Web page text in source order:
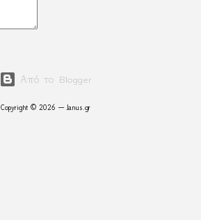
Από το Blogger
Copyright © 2026 — Janus.gr